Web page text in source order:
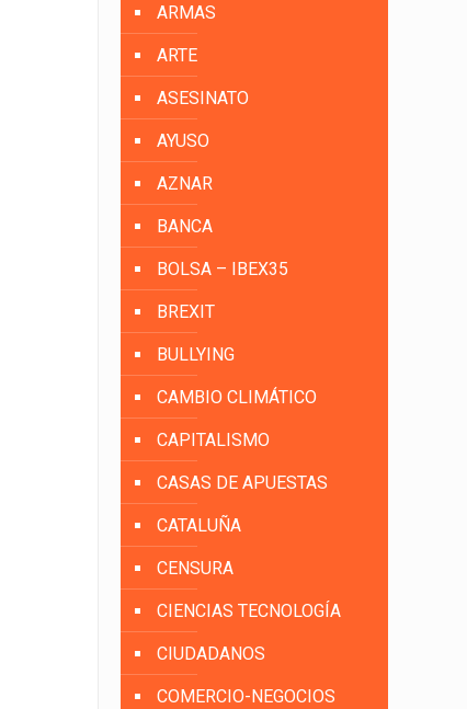
ARMAS
ARTE
ASESINATO
AYUSO
AZNAR
BANCA
BOLSA – IBEX35
BREXIT
BULLYING
CAMBIO CLIMÁTICO
CAPITALISMO
CASAS DE APUESTAS
CATALUÑA
CENSURA
CIENCIAS TECNOLOGÍA
CIUDADANOS
COMERCIO-NEGOCIOS